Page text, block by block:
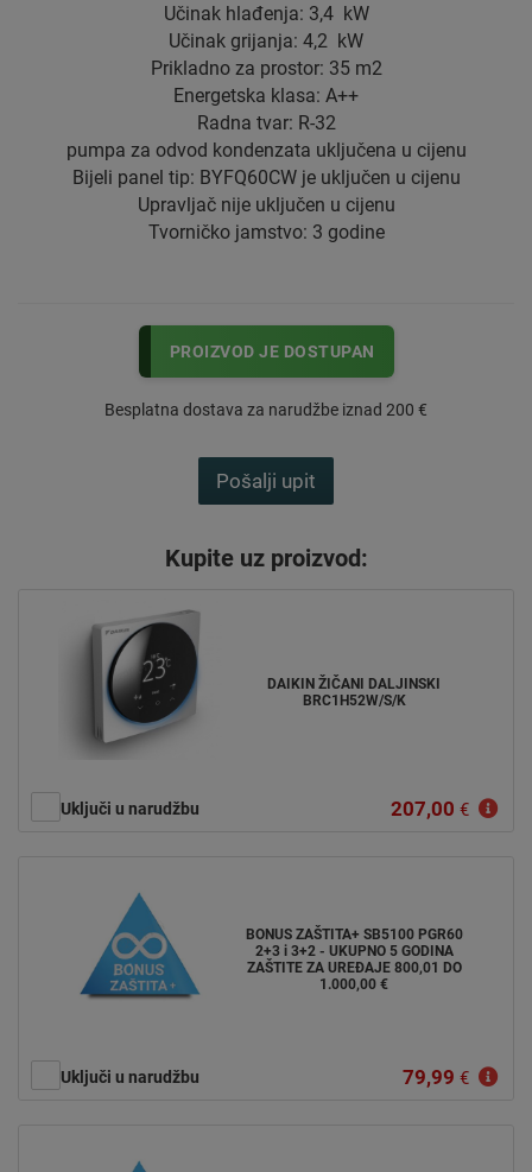
Učinak hlađenja: 3,4 kW
Učinak grijanja: 4,2 kW
Prikladno za prostor: 35 m2
Energetska klasa: A++
Radna tvar: R-32
pumpa za odvod kondenzata uključena u cijenu
Bijeli panel tip: BYFQ60CW je uključen u cijenu
Upravljač nije uključen u cijenu
Tvorničko jamstvo: 3 godine
PROIZVOD JE DOSTUPAN
Besplatna dostava za narudžbe iznad 200 €
Pošalji upit
Kupite uz proizvod:
DAIKIN ŽIČANI DALJINSKI
BRC1H52W/S/K
Uključi u narudžbu 207,00 €
BONUS ZAŠTITA+ SB5100 PGR60
2+3 i 3+2 - UKUPNO 5 GODINA
ZAŠTITE ZA UREĐAJE 800,01 DO
1.000,00 €
Uključi u narudžbu 79,99 €